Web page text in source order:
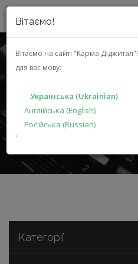
Вітаємо!
Вітаємо на сайті "Карма Діджитал"!
для вас мову:
Українська (Ukrainian)
Англійська (English)
Російська (Russian)
`
ПРО НАС
АКЦІЇ
РІШЕННЯ
ВИРОБНИКАМ
ПОШУК
ГОЛОВНА КАТАЛОГ
Категорії